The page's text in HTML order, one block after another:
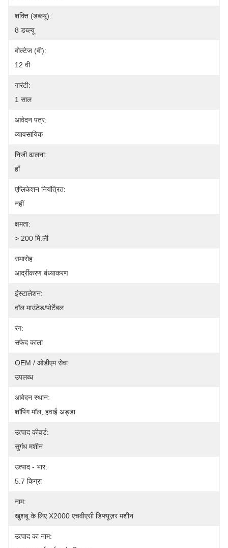
शक्ति (डब्ल्यू):
8 डब्ल्यू
वोल्टेज (वी):
12 वी
गारंटी:
1 साल
आवेदन पत्र:
व्यावसायिक
निजी ढालना:
हाँ
एप्लिकेशन नियंत्रित:
नहीं
क्षमता:
> 200 मि.ली
समारोह:
आर्द्रीकरण बंध्याकरण
इंस्टालेशन:
वॉल माउंटेड/पोर्टेबल
रंग:
सफेद काला
OEM / ओडीएम सेवा:
उपलब्ध
आवेदन स्थान:
शॉपिंग मॉल, हवाई अड्डा
उत्पाद कीवर्ड:
सुगंध मशीन
उत्पाद - भार:
5.7 किग्रा
नाम:
खुशबू के लिए X2000 एचवीएसी डिफ्यूज़र मशीन
उत्पाद का नाम: